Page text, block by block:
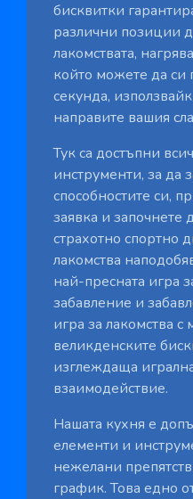
бисквитки
различни позиции
лакомствата,
който можете да си
секунда,
направите вашия
Тук са достъпни
инструменти, за да
способностите си,
заявка и започнете
страхотно спортно
лакомства
най-пресната игра
забавление и
игра за лакомства
великденските
изглеждаща
взаимодействие.
Нашата кухня е
елементи и
нежелани
график. Това едно